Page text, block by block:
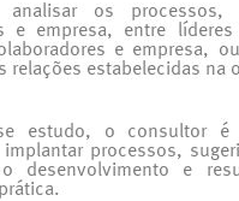
os processos,
e empresa, entre
e empresa,
relações estabelecidas na
estudo, o consultor é
implantar processos,
o desenvolvimento e